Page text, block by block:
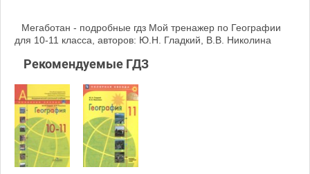
Мегаботан - подробные гдз Мой тренажер по Географии
для 10‐11 класса, авторов: Ю.Н. Гладкий, В.В. Николина
Рекомендуемые ГДЗ